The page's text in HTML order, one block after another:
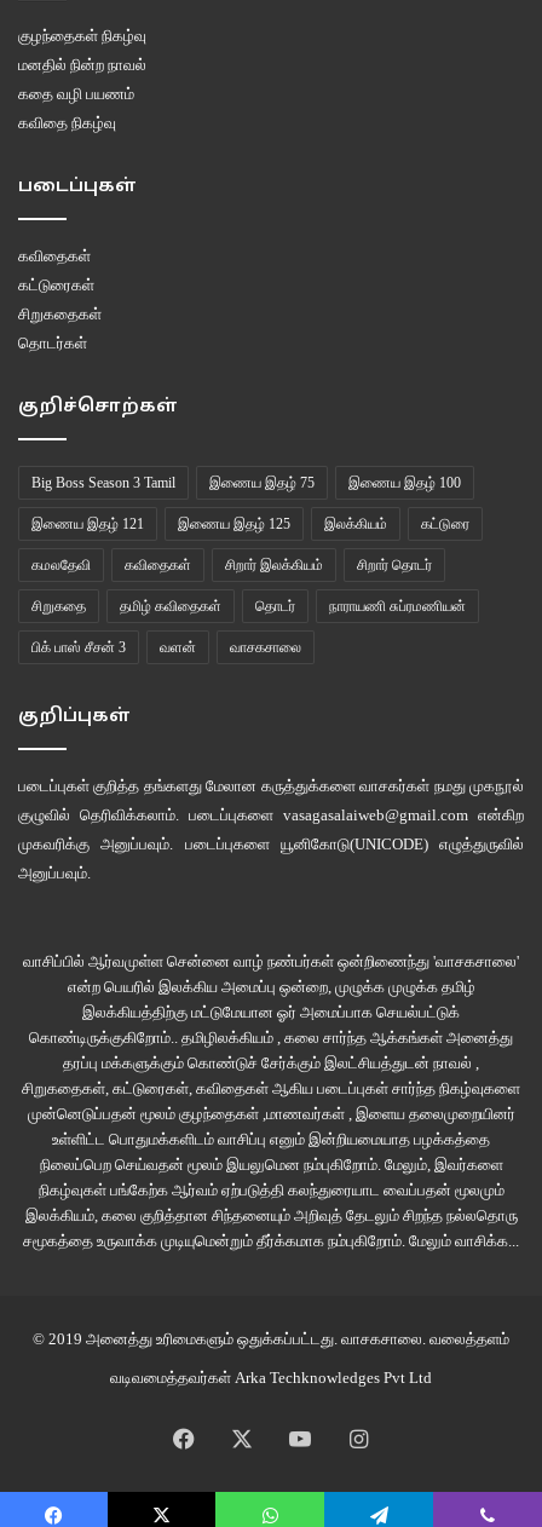
குழந்தைகள் நிகழ்வு
மனதில் நின்ற நாவல்
கதை வழி பயணம்
கவிதை நிகழ்வு
படைப்புகள்
கவிதைகள்
கட்டுரைகள்
சிறுகதைகள்
தொடர்கள்
குறிச்சொற்கள்
Big Boss Season 3 Tamil இணைய இதழ் 75 இணைய இதழ் 100
இணைய இதழ் 121 இணைய இதழ் 125 இலக்கியம் கட்டுரை
கமலதேவி கவிதைகள் சிறார் இலக்கியம் சிறார் தொடர்
சிறுகதை தமிழ் கவிதைகள் தொடர் நாராயணி சுப்ரமணியன்
பிக் பாஸ் சீசன் 3 வளன் வாசகசாலை
குறிப்புகள்
படைப்புகள் குறித்த தங்களது மேலான கருத்துக்களை வாசகர்கள் நமது முகநூல்
குழுவில் தெரிவிக்கலாம். படைப்புகளை vasagasalaiweb@gmail.com என்கிற
முகவரிக்கு அனுப்பவும். படைப்புகளை யூனிகோடு(UNICODE)எழுத்துருவில்
அனுப்பவும்.
வாசிப்பில் ஆர்வமுள்ள சென்னை வாழ் நண்பர்கள் ஒன்றிணைந்து 'வாசகசாலை'
என்ற பெயரில் இலக்கிய அமைப்பு ஒன்றை, முழுக்க முழுக்க தமிழ்
இலக்கியத்திற்கு மட்டுமேயான ஓர் அமைப்பாக செயல்பட்டுக்
கொண்டிருக்குகிறோம்.. தமிழிலக்கியம் , கலை சார்ந்த ஆக்கங்கள் அனைத்து
தரப்பு மக்களுக்கும் கொண்டுச் சேர்க்கும் இலட்சியத்துடன் நாவல் ,
சிறுகதைகள், கட்டுரைகள், கவிதைகள் ஆகிய படைப்புகள் சார்ந்த நிகழ்வுகளை
முன்னெடுப்பதன் மூலம் குழந்தைகள் ,மாணவர்கள் , இளைய தலைமுறையினர்
உள்ளிட்ட பொதுமக்களிடம் வாசிப்பு எனும் இன்றியமையாத பழக்கத்தை
நிலைப்பெற செய்வதன் மூலம் இயலுமென நம்புகிறோம். மேலும், இவர்களை
நிகழ்வுகள் பங்கேற்க ஆர்வம் ஏற்படுத்தி கலந்துரையாட வைப்பதன் மூலமும்
இலக்கியம், கலை குறித்தான சிந்தனையும் அறிவுத் தேடலும் சிறந்த நல்லதொரு
சமூகத்தை உருவாக்க முடியுமென்றும் தீர்க்கமாக நம்புகிறோம். மேலும் வாசிக்க...
© 2019 அனைத்து உரிமைகளும் ஒதுக்கப்பட்டது. வாசகசாலை . வலைத்தளம்
வடிவமைத்தவர்கள் Arka Techknowledges Pvt Ltd
Facebook YouTubeInstagram